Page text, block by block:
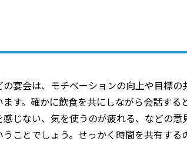
宴会は、モチベーションの向上や目標
す。確かに飲食を共にしながら会話する
じない、気を使うのが疲れる、などの
ことでしょう。せっかく時間を共有す